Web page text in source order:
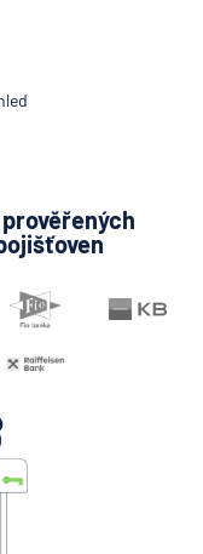
Daně
vykládat výsledky
testů ČNB
Banka